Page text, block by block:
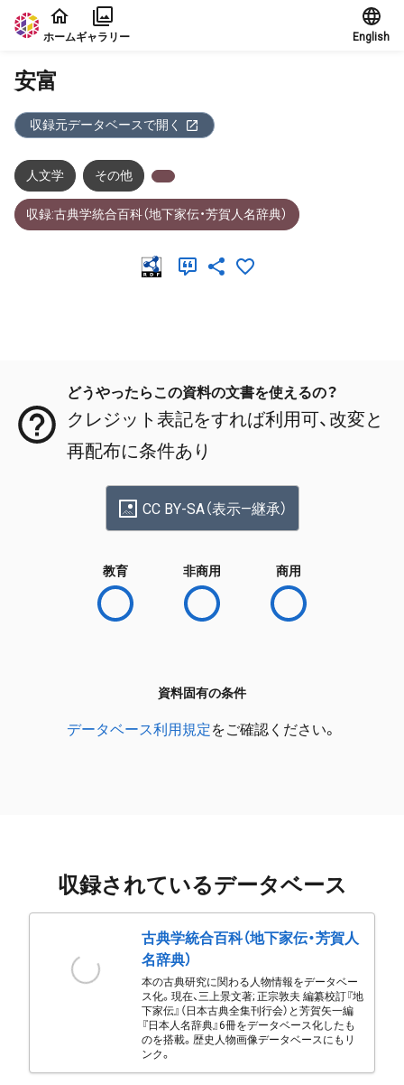
本文に飛ぶ
ホームギャラリー English
安富
収録元データベースで開く
人文学 その他
収録:古典学統合百科（地下家伝・芳賀人名辞典）
どうやったらこの資料の文書を使えるの？
クレジット表記をすれば利用可、改変と
再配布に条件あり
CC BY-SA（表示—継承）
教育 非商用 商用
資料固有の条件
データベース利用規定をご確認ください。
収録されているデータベース
古典学統合百科（地下家伝・芳賀人
名辞典）
本の古典研究に関わる人物情報をデータベー
ス化。現在、三上景文著; 正宗敦夫 編纂校訂『地
下家伝』（日本古典全集刊行会）と芳賀矢一編
『日本人名辞典』6冊をデータベース化したも
のを搭載。歴史人物画像データベースにもリ
ンク。